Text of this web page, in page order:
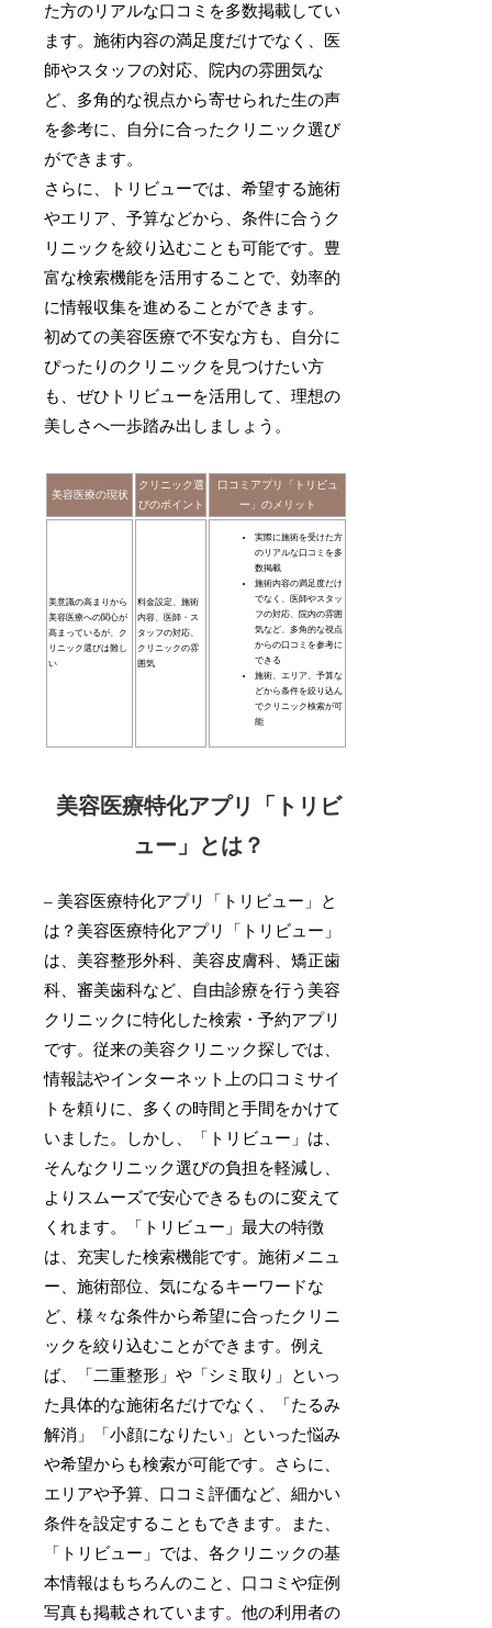
た方のリアルな口コミを多数掲載してい
ます。施術内容の満足度だけでなく、医
師やスタッフの対応、院内の雰囲気な
ど、多角的な視点から寄せられた生の声
を参考に、自分に合ったクリニック選び
ができます。
さらに、トリビューでは、希望する施術
やエリア、予算などから、条件に合うク
リニックを絞り込むことも可能です。豊
富な検索機能を活用することで、効率的
に情報収集を進めることができます。
初めての美容医療で不安な方も、自分に
ぴったりのクリニックを見つけたい方
も、ぜひトリビューを活用して、理想の
美しさへ一歩踏み出しましょう。
美容医療の現状
クリニック選
びのポイント
口コミアプリ「トリビュ
ー」のメリット
美意識の高まりから
美容医療への関心が
高まっているが、ク
リニック選びは難し
い
料金設定、施術
内容、医師・ス
タッフの対応、
クリニックの雰
囲気
実際に施術を受けた方
のリアルな口コミを多
数掲載
施術内容の満足度だけ
でなく、医師やスタッ
フの対応、院内の雰囲
気など、多角的な視点
からの口コミを参考に
できる
施術、エリア、予算な
どから条件を絞り込ん
でクリニック検索が可
能
美容医療特化アプリ「トリビ
ュー」とは？
– 美容医療特化アプリ「トリビュー」と
は？美容医療特化アプリ「トリビュー」
は、美容整形外科、美容皮膚科、矯正歯
科、審美歯科など、自由診療を行う美容
クリニックに特化した検索・予約アプリ
です。従来の美容クリニック探しでは、
情報誌やインターネット上の口コミサイ
トを頼りに、多くの時間と手間をかけて
いました。しかし、「トリビュー」は、
そんなクリニック選びの負担を軽減し、
よりスムーズで安心できるものに変えて
くれます。「トリビュー」最大の特徴
は、充実した検索機能です。施術メニュ
ー、施術部位、気になるキーワードな
ど、様々な条件から希望に合ったクリニ
ックを絞り込むことができます。例え
ば、「二重整形」や「シミ取り」といっ
た具体的な施術名だけでなく、「たるみ
解消」「小顔になりたい」といった悩み
や希望からも検索が可能です。さらに、
エリアや予算、口コミ評価など、細かい
条件を設定することもできます。また、
「トリビュー」では、各クリニックの基
本情報はもちろんのこと、口コミや症例
写真も掲載されています。他の利用者の